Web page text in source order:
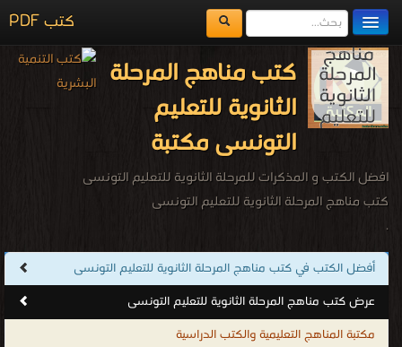
كتب PDF
مكتبة الكتب
المكتبات
يُقرأ حالياً
اضف كتاب
كتب مناهج المرحلة
الثانوية للتعليم
التونسى مكتبة
افضل الكتب و المذكرات للمرحلة الثانوية للتعليم التونسى
كتب مناهج المرحلة الثانوية للتعليم التونسى
.
أفضل الكتب في كتب مناهج المرحلة الثانوية للتعليم التونسى
عرض كتب مناهج المرحلة الثانوية للتعليم التونسى
مكتبة المناهج التعليمية والكتب الدراسية